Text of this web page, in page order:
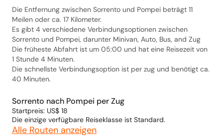
Die Entfernung zwischen Sorrento und Pompei beträgt 11
Meilen oder ca. 17 Kilometer.
Es gibt 4 verschiedene Verbindungsoptionen zwischen
Sorrento und Pompei, darunter Minivan, Auto, Bus, and Zug
Die früheste Abfahrt ist um 05:00 und hat eine Reisezeit von
1 Stunde 4 Minuten.
Die schnellste Verbindungsoption ist per zug und benötigt ca.
40 Minuten.
Sorrento nach Pompei per Zug
Startpreis: US$ 18
Die einzige verfügbare Reiseklasse ist Standard.
Alle Routen anzeigen